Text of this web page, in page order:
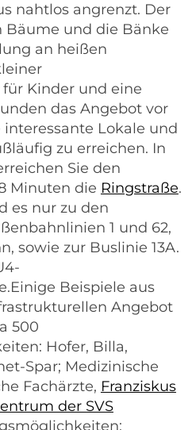
nahtlos angrenzt. Der
Bäume und die Bänke
an heißen
Kinder und eine
das Angebot vor
Lokale und
zu erreichen. In
Sie den
Minuten die Ringstraße.
es nur zu den
1 und 62,
sowie zur Buslinie 13A.
Beispiele aus
Angebot
500
Hofer, Billa,
Spar; Medizinische
Fachärzte, Franziskus
der SVS